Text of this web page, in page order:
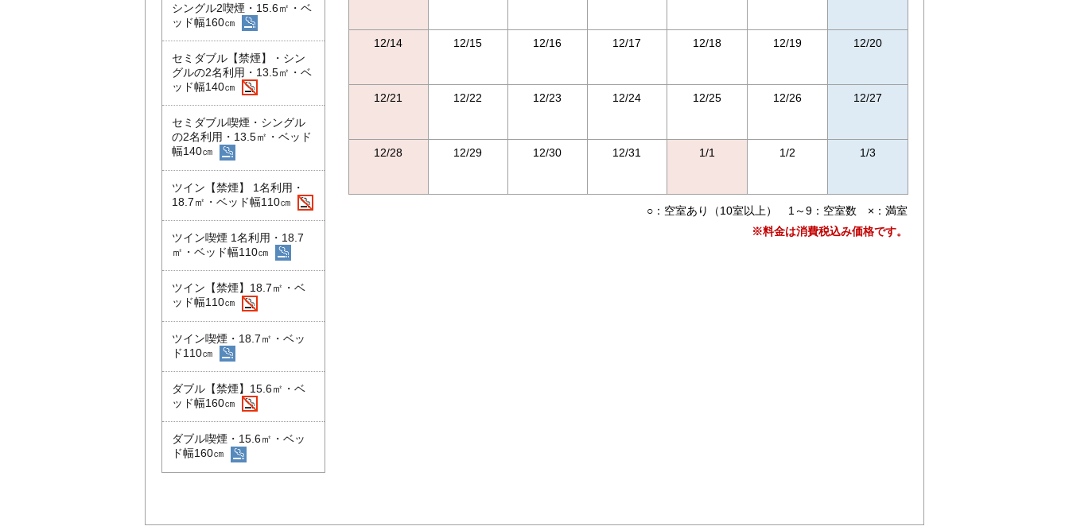
シングル2喫煙・15.6㎡・ベ
ッド幅160㎝
セミダブル【禁煙】・シン
グルの2名利用・13.5㎡・ベ
ッド幅140㎝
セミダブル喫煙・シングル
の2名利用・13.5㎡・ベッド
幅140㎝
ツイン【禁煙】 1名利用・
18.7㎡・ベッド幅110㎝
ツイン喫煙 1名利用・18.7
㎡・ベッド幅110㎝
ツイン【禁煙】18.7㎡・ベ
ッド幅110㎝
ツイン喫煙・18.7㎡・ベッ
ド110㎝
ダブル【禁煙】15.6㎡・ベ
ッド幅160㎝
ダブル喫煙・15.6㎡・ベッ
ド幅160㎝
12/14 12/15 12/16 12/17 12/18 12/19 12/20
12/21 12/22 12/23 12/24 12/25 12/26 12/27
12/28 12/29 12/30 12/31 1/1 1/2 1/3
○：空室あり（10室以上） 1～9：空室数 ×：満室
※料金は消費税込み価格です。